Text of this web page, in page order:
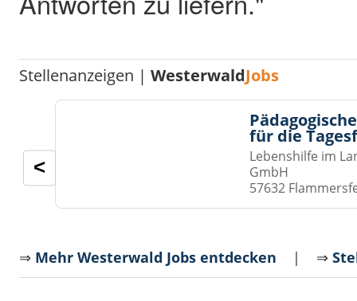
Stellenanzeigen |WesterwaldJobs
für die
Lebenshilfe im
GmbH
57632
<
⇒ Mehr Westerwald Jobs entdecken | ⇒